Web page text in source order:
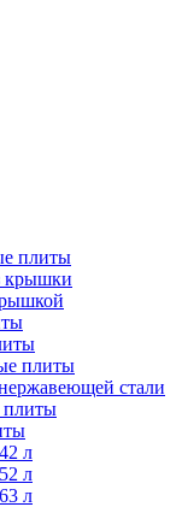
плиты
крышки
плиты
стали
плиты
л
л
л